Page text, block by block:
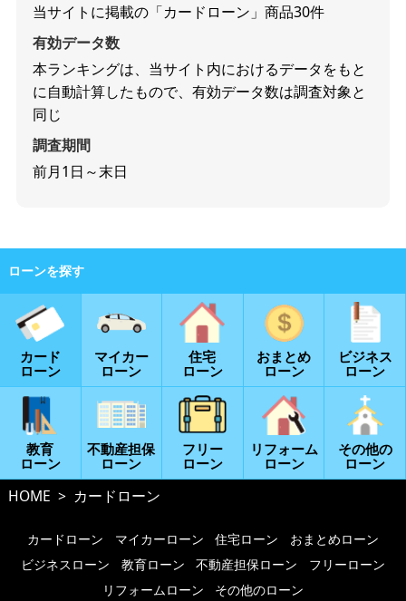
カード
ローン
マイカー
ローン
住宅
ローン
おまとめ
ローン
ビジネス
ローン
教育
ローン
不動産担保
ローン
フリー
ローン
リフォーム
ローン
その他の
ローン
当サイトに掲載の「カードローン」商品30件
有効データ数
本ランキングは、当サイト内におけるデータをもと
に自動計算したもので、有効データ数は調査対象と
同じ
調査期間
前月1日～末日
HOME カードローン
カードローン マイカーローン 住宅ローン
おまとめローン
ビジネスローン
教育ローン 不動産担保ローン
フリーローン
リフォームローン
その他のローン